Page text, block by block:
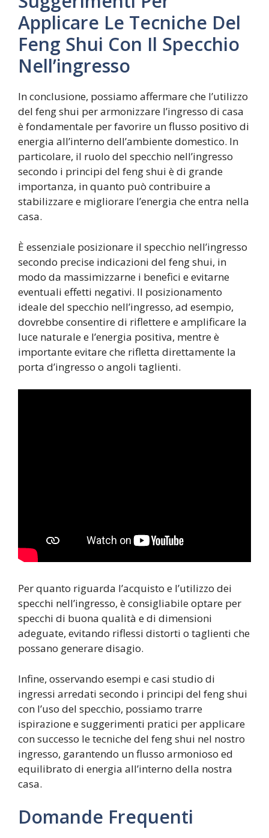
Applicare Le Tecniche Del
Feng Shui Con Il Specchio
Nell’ingresso
In conclusione, possiamo affermare che l’utilizzo
del feng shui per armonizzare l’ingresso di casa
è fondamentale per favorire un flusso positivo di
energia all’interno dell’ambiente domestico. In
particolare, il ruolo del specchio nell’ingresso
secondo i principi del feng shui è di grande
importanza, in quanto può contribuire a
stabilizzare e migliorare l’energia che entra nella
casa.
È essenziale posizionare il specchio nell’ingresso
secondo precise indicazioni del feng shui, in
modo da massimizzarne i benefici e evitarne
eventuali effetti negativi. Il posizionamento
ideale del specchio nell’ingresso, ad esempio,
dovrebbe consentire di riflettere e amplificare la
luce naturale e l’energia positiva, mentre è
importante evitare che rifletta direttamente la
porta d’ingresso o angoli taglienti.
Per quanto riguarda l’acquisto e l’utilizzo dei
specchi nell’ingresso, è consigliabile optare per
specchi di buona qualità e di dimensioni
adeguate, evitando riflessi distorti o taglienti che
possano generare disagio.
Infine, osservando esempi e casi studio di
ingressi arredati secondo i principi del feng shui
con l’uso del specchio, possiamo trarre
ispirazione e suggerimenti pratici per applicare
con successo le tecniche del feng shui nel nostro
ingresso, garantendo un flusso armonioso ed
equilibrato di energia all’interno della nostra
casa.
Domande Frequenti